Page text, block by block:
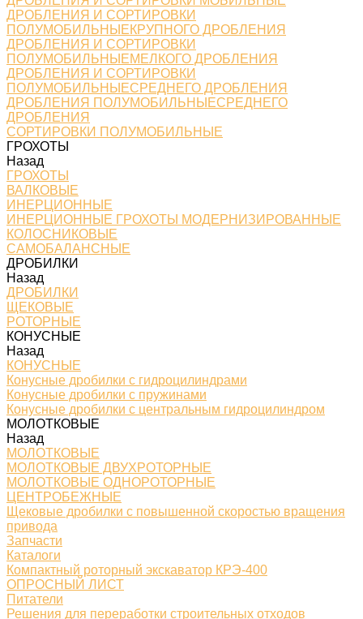
ДРОБЛЕНИЯ И СОРТИРОВКИ
ПОЛУМОБИЛЬНЫЕКРУПНОГО ДРОБЛЕНИЯ
ДРОБЛЕНИЯ И СОРТИРОВКИ
ПОЛУМОБИЛЬНЫЕМЕЛКОГО ДРОБЛЕНИЯ
ДРОБЛЕНИЯ И СОРТИРОВКИ
ПОЛУМОБИЛЬНЫЕСРЕДНЕГО ДРОБЛЕНИЯ
ДРОБЛЕНИЯ ПОЛУМОБИЛЬНЫЕСРЕДНЕГО
ДРОБЛЕНИЯ
СОРТИРОВКИ ПОЛУМОБИЛЬНЫЕ
ГРОХОТЫ
Назад
ГРОХОТЫ
ВАЛКОВЫЕ
ИНЕРЦИОННЫЕ
ИНЕРЦИОННЫЕ ГРОХОТЫ МОДЕРНИЗИРОВАННЫЕ
КОЛОСНИКОВЫЕ
САМОБАЛАНСНЫЕ
ДРОБИЛКИ
Назад
ДРОБИЛКИ
ЩЕКОВЫЕ
РОТОРНЫЕ
КОНУСНЫЕ
Назад
КОНУСНЫЕ
Конусные дробилки с гидроцилиндрами
Конусные дробилки с пружинами
Конусные дробилки с центральным гидроцилиндром
МОЛОТКОВЫЕ
Назад
МОЛОТКОВЫЕ
МОЛОТКОВЫЕ ДВУХРОТОРНЫЕ
МОЛОТКОВЫЕ ОДНОРОТОРНЫЕ
ЦЕНТРОБЕЖНЫЕ
Щековые дробилки с повышенной скоростью вращения
привода
Запчасти
Каталоги
Компактный роторный экскаватор КРЭ-400
ОПРОСНЫЙ ЛИСТ
Питатели
Решения для переработки строительных отходов